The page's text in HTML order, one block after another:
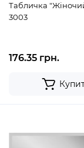
Табличка
3003
176.35 грн.